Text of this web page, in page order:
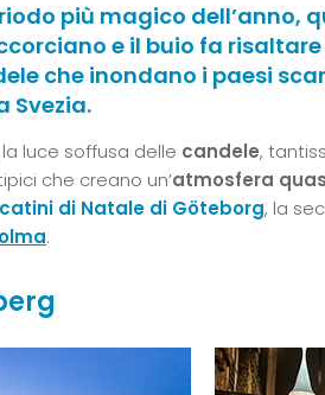
più magico dell’anno,
e il buio fa
che inondano i paesi
Svezia.
la luce soffusa delle candele,
che creano un’atmosfera
di Natale di Göteborg, la
.